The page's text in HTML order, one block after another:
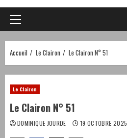
Menu
principal
Accueil Le Clairon Le Clairon N° 51
Le Clairon
Le Clairon N° 51
DOMINIQUE JOURDE 19 OCTOBRE 2025